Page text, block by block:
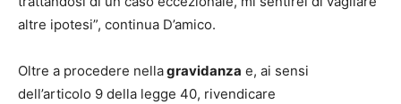
altre ipotesi”, continua D’amico.
Oltre a procedere nellagravidanza e, ai sensi
dell’articolo 9 della legge 40, rivendicare